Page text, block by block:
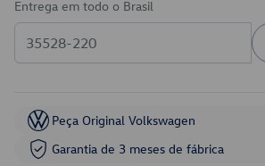
Entrega em todo o Brasil
Peça Original Volkswagen
Garantia de 3 meses de fábrica